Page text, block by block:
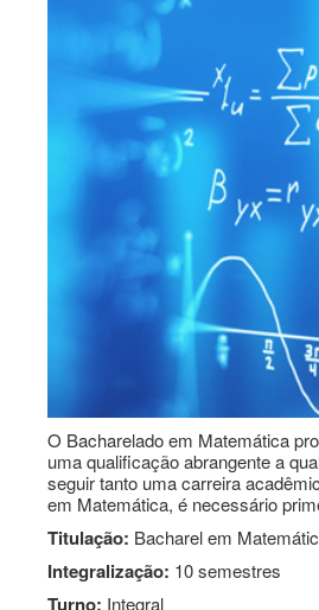
O Bacharelado em Matemática
uma qualificação abrangente a
seguir tanto uma carreira
em Matemática, é necessário
Titulação: Bacharel em
Integralização: 10 semestres
Turno: Integral